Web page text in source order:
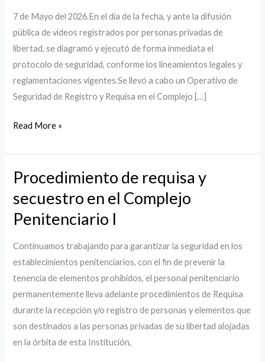
7 de Mayo del 2026.En el día de la fecha, y ante la difusión
pública de videos registrados por personas privadas de
libertad, se diagramó y ejecutó de forma inmediata el
protocolo de seguridad, conforme los lineamientos legales y
reglamentaciones vigentes.Se llevó a cabo un Operativo de
Seguridad de Registro y Requisa en el Complejo […]
Read More »
Procedimiento de requisa y
secuestro en el Complejo
Penitenciario I
Continuamos trabajando para garantizar la seguridad en los
establecimientos penitenciarios, con el fin de prevenir la
tenencia de elementos prohibidos, el personal penitenciario
permanentemente lleva adelante procedimientos de Requisa
durante la recepción y/o registro de personas y elementos que
son destinados a las personas privadas de su libertad alojadas
en la órbita de esta Institución,
Procedimiento
requisa
y
Penitenciario